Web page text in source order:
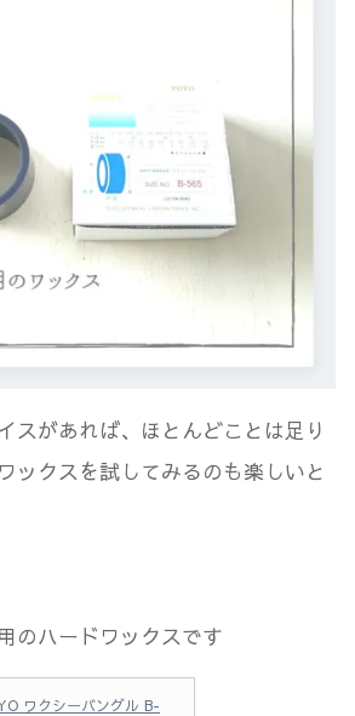
スがあれば、ほとんどことは足り
ックスを試してみるのも楽しいと
のハードワックスです
ワクシーバングル B-